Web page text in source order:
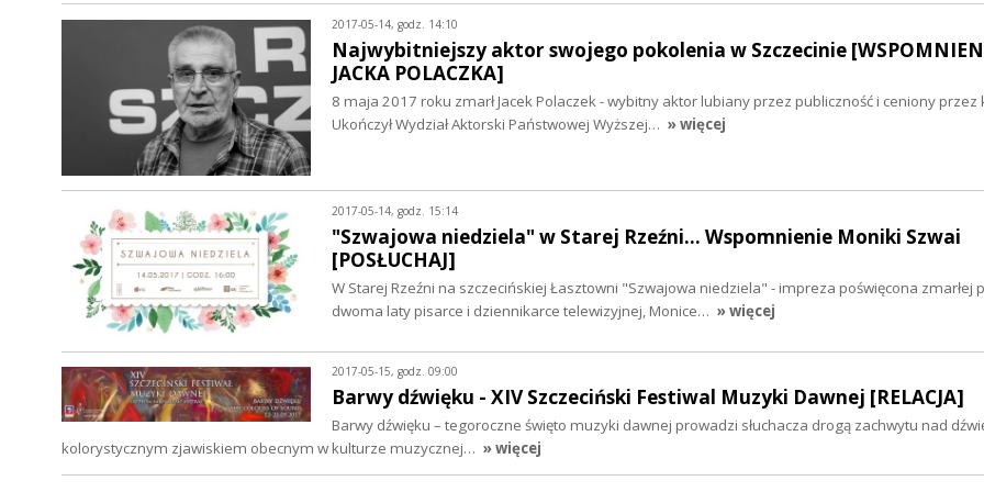
2017-05-14, godz. 14:10
Najwybitniejszy aktor swojego pokolenia w Szczecinie
JACKA POLACZKA]
8 maja 2017 roku zmarł Jacek Polaczek - wybitny aktor lubiany przez publiczność i ceniony przez
Ukończył Wydział Aktorski Państwowej Wyższej… » więcej
2017-05-14, godz. 15:14
"Szwajowa niedziela" w Starej Rzeźni... Wspomnienie Moniki Szwai
[POSŁUCHAJ]
W Starej Rzeźni na szczecińskiej Łasztowni "Szwajowa niedziela" - impreza poświęcona zmarłej
dwoma laty pisarce i dziennikarce telewizyjnej, Monice… » więcej
2017-05-15, godz. 09:00
Barwy dźwięku - XIV Szczeciński Festiwal Muzyki Dawnej [RELACJA]
Barwy dźwięku – tegoroczne święto muzyki dawnej prowadzi słuchacza drogą zachwytu nad
kolorystycznym zjawiskiem obecnym w kulturze muzycznej… » więcej